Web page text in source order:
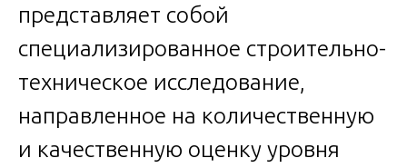
представляет собой
специализированное строительно-
техническое исследование,
направленное на количественную
и качественную оценку уровня